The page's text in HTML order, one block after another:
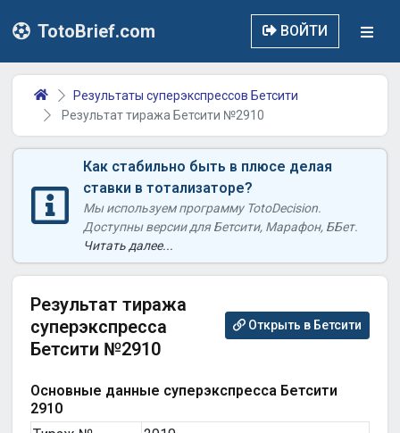
TotoBrief.com ВОЙТИ
Результаты суперэкспрессов Бетсити
Результат тиража Бетсити №2910
Как стабильно быть в плюсе делая
ставки в тотализаторе?
Мы используем программу TotoDecision.
Доступны версии для Бетсити, Марафон, ББет.
Читать далее...
Результат тиража
суперэкспресса
Бетсити №2910
Открыть в Бетсити
Основные данные суперэкспресса Бетсити
2910